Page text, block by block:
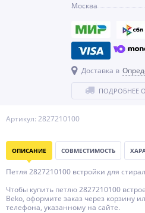
Артикул: 2827210100
Москва
Доставка в
ПОДРОБНЕЕ
ОПИСАНИЕ СОВМЕСТИМОСТЬ
Петля 2827210100 встройки для
Чтобы купить петлю 2827210100
Beko, оформите заказ через корзину
телефона, указанному на сайте.